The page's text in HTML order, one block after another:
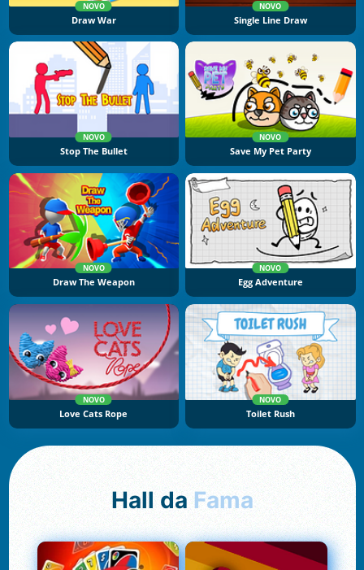
NOVO
Draw War
NOVO
Single Line Draw
NOVO
Stop The Bullet
NOVO
Save My Pet Party
NOVO
Draw The Weapon
NOVO
Egg Adventure
NOVO
Love Cats Rope
NOVO
Toilet Rush
Hall da Fama